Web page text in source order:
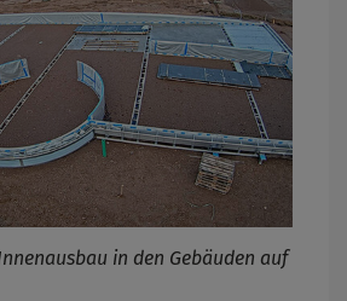
in den Gebäuden auf